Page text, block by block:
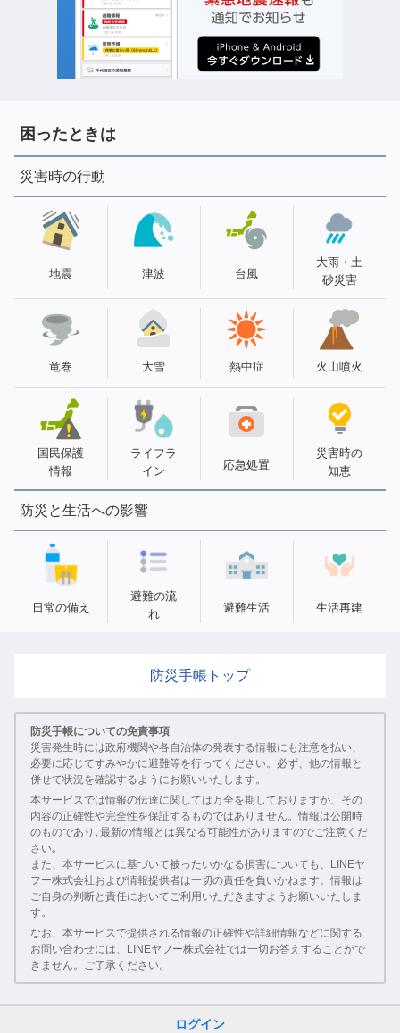
困ったときは
災害時の行動
地震 津波 台風
大雨・土
砂災害
竜巻 大雪 熱中症 火山噴火
国民保護
情報
ライフラ
イン
応急処置
災害時の
知恵
防災と生活への影響
日常の備え
避難の流
れ
避難生活 生活再建
防災手帳トップ
防災手帳についての免責事項
災害発生時には政府機関や各自治体の発表する情報にも注意を払い、
必要に応じてすみやかに避難等を行ってください。必ず、他の情報と
併せて状況を確認するようにお願いいたします。
本サービスでは情報の伝達に関しては万全を期しておりますが、その
内容の正確性や完全性を保証するものではありません。情報は公開時
のものであり､最新の情報とは異なる可能性がありますのでご注意くだ
さい｡
また、本サービスに基づいて被ったいかなる損害についても、LINEヤ
フー株式会社および情報提供者は一切の責任を負いかねます。情報は
ご自身の判断と責任においてご利用いただきますようお願いいたしま
す。
なお、本サービスで提供される情報の正確性や詳細情報などに関する
お問い合わせには、LINEヤフー株式会社では一切お答えすることがで
きません。ご了承ください。
ログイン